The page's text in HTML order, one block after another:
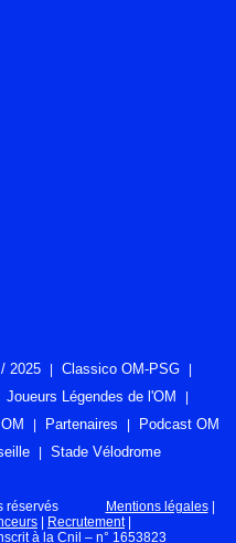
2025
Classico OM-PSG
Joueurs Légendes de l'OM
Partenaires
Podcast OM
Stade Vélodrome
réservés Mentions légales|
Recrutement|
à la Cnil – n° 1653823